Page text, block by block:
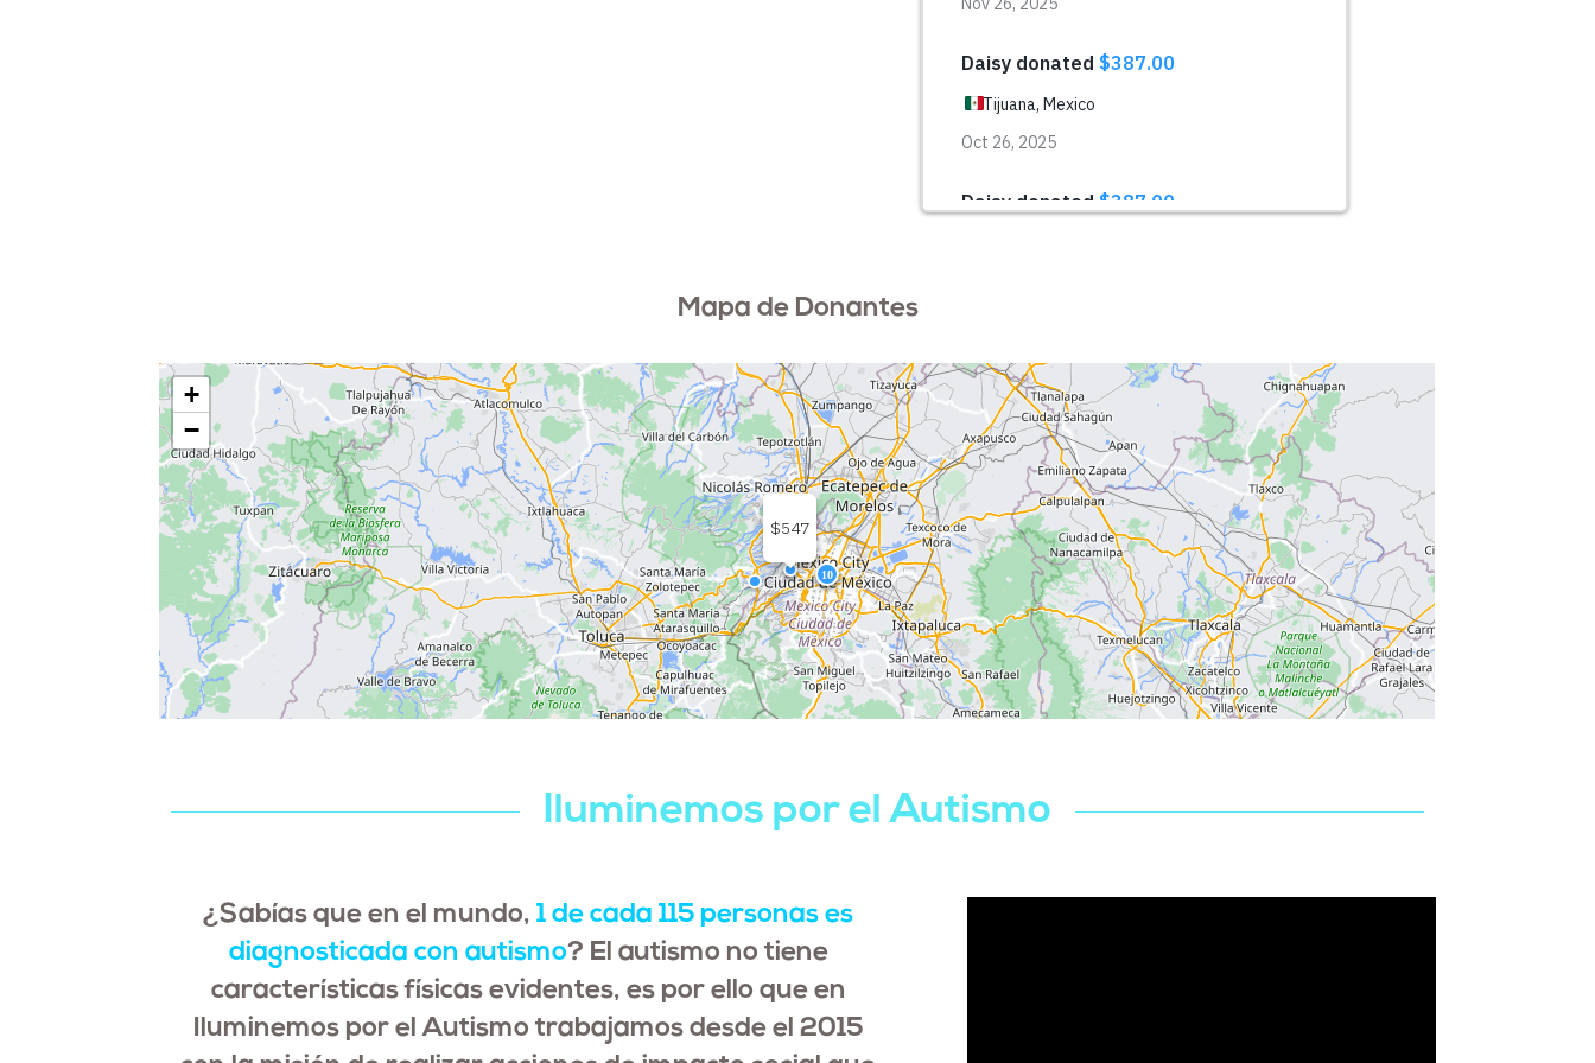
Mapa de Donantes
Iluminemos por el Autismo
¿Sabías que en el mundo,1 de cada 115 personas es
diagnosticada con autismo? El autismo no tiene
características físicas evidentes, es por ello que en
Iluminemos por el Autismo trabajamos desde el2015